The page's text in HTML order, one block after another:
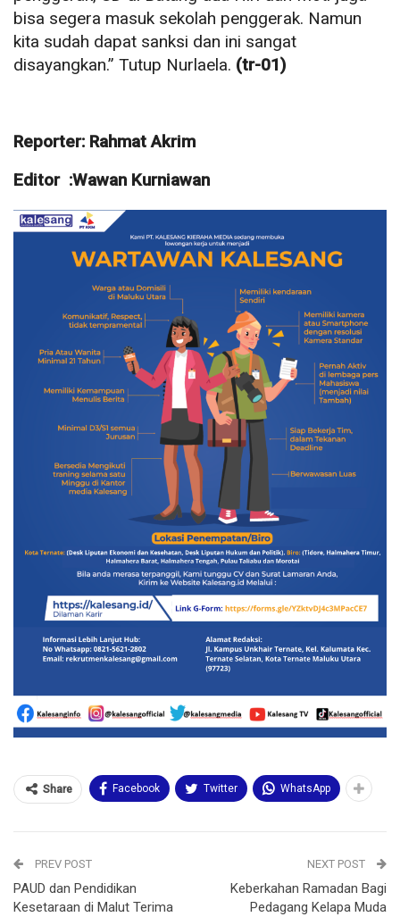
bisa segera masuk sekolah penggerak. Namun
kita sudah dapat sanksi dan ini sangat
disayangkan.” Tutup Nurlaela. (tr-01)
Reporter: Rahmat Akrim
Editor :Wawan Kurniawan
Share Facebook Twitter WhatsApp
PREV POST
PAUD dan Pendidikan
Kesetaraan di Malut Terima
NEXT POST
Keberkahan Ramadan Bagi
Pedagang Kelapa Muda